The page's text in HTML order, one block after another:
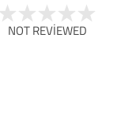
NOT REVIEWED